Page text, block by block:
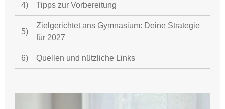
4) Tipps zur Vorbereitung
5)
Zielgerichtet ans Gymnasium: Deine Strategie
für 2027
6) Quellen und nützliche Links